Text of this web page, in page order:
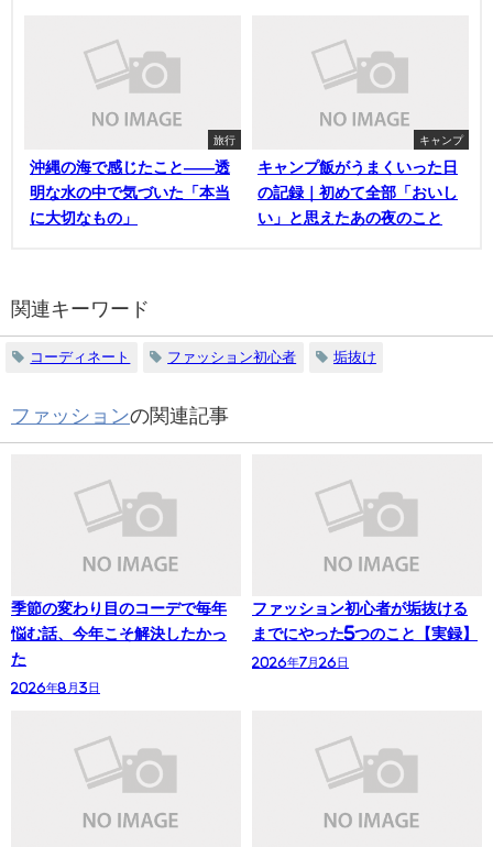
旅行
沖縄の海で感じたこと——透
明な水の中で気づいた「本当
に大切なもの」
キャンプ
キャンプ飯がうまくいった日
の記録｜初めて全部「おいし
い」と思えたあの夜のこと
関連キーワード
コーディネート ファッション初心者 垢抜け
ファッションの関連記事
季節の変わり目のコーデで毎年
悩む話、今年こそ解決したかっ
た
2026年8月3日
ファッション初心者が垢抜ける
までにやった5つのこと【実録】
2026年7月26日